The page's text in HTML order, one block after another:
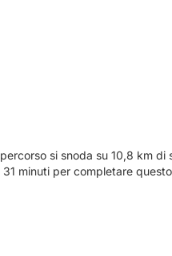
si snoda su 10,8 km di
minuti per completare